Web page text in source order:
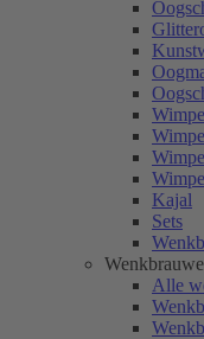
Kajal
Sets
Alle